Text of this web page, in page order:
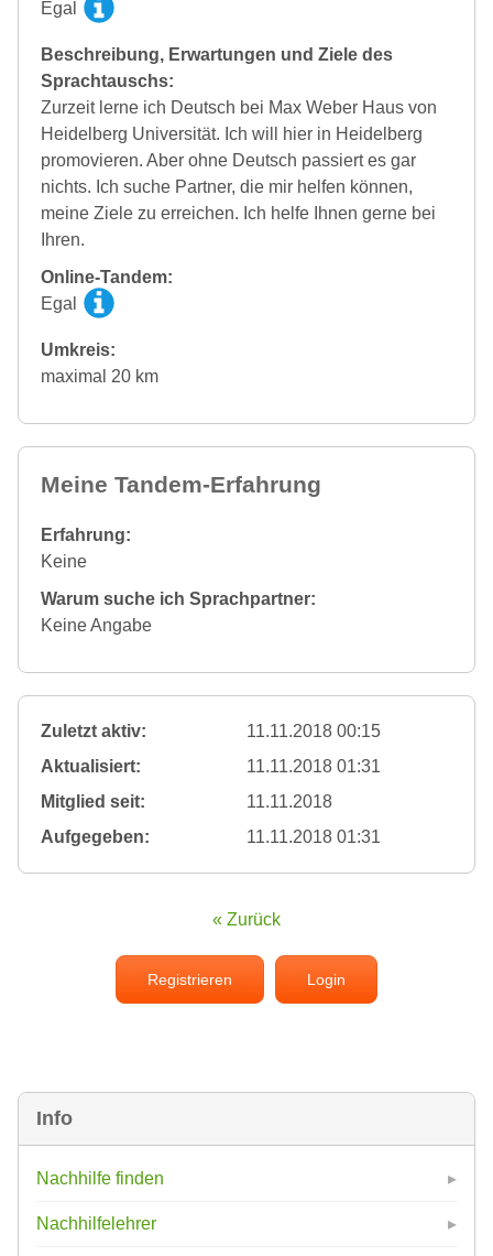
Info
Nachhilfe finden
Nachhilfelehrer
Egal
Beschreibung, Erwartungen und Ziele des
Sprachtauschs:
Zurzeit lerne ich Deutsch bei Max Weber Haus von
Heidelberg Universität. Ich will hier in Heidelberg
promovieren. Aber ohne Deutsch passiert es gar
nichts. Ich suche Partner, die mir helfen können,
meine Ziele zu erreichen. Ich helfe Ihnen gerne bei
Ihren.
Online-Tandem:
Egal
Umkreis:
maximal 20 km
Meine Tandem-Erfahrung
Erfahrung:
Keine
Warum suche ich Sprachpartner:
Keine Angabe
Zuletzt aktiv:
11.11.2018 00:15
Aktualisiert:
11.11.2018 01:31
Mitglied seit:
11.11.2018
Aufgegeben:
11.11.2018 01:31
« Zurück
Registrieren Login